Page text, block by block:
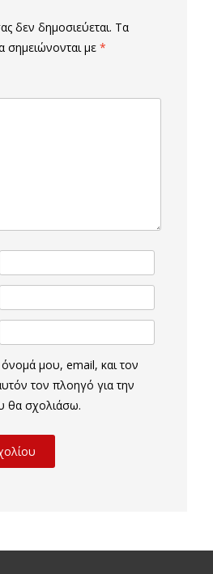
δεν δημοσιεύεται. Τα
σημειώνονται με *
μου, email, και τον
τον πλοηγό για την
θα σχολιάσω.